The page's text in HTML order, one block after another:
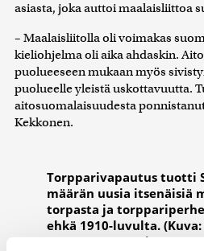
asiasta, joka auttoi maalaisliittoa
– Maalaisliitolla oli voimakas
kieliohjelma oli aika ahdaskin.
puolueeseen mukaan myös
puolueelle yleistä uskottavuutta.
aitosuomalaisuudesta
Kekkonen.
Torpparivapautus tuotti
määrän uusia itsenäisiä
torpasta ja
ehkä 1910-luvulta.
museo / Museovirasto,